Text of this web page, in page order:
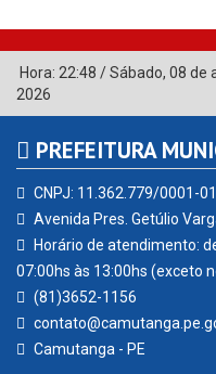
Hora: 22:48 /Sábado, 08 de
2026
PREFEITURA
CNPJ: 11.362.779/0001-01
Avenida Pres. Getúlio
Horário de atendimento:
07:00hs às 13:00hs (exceto
(81)3652-1156
Camutanga - PE